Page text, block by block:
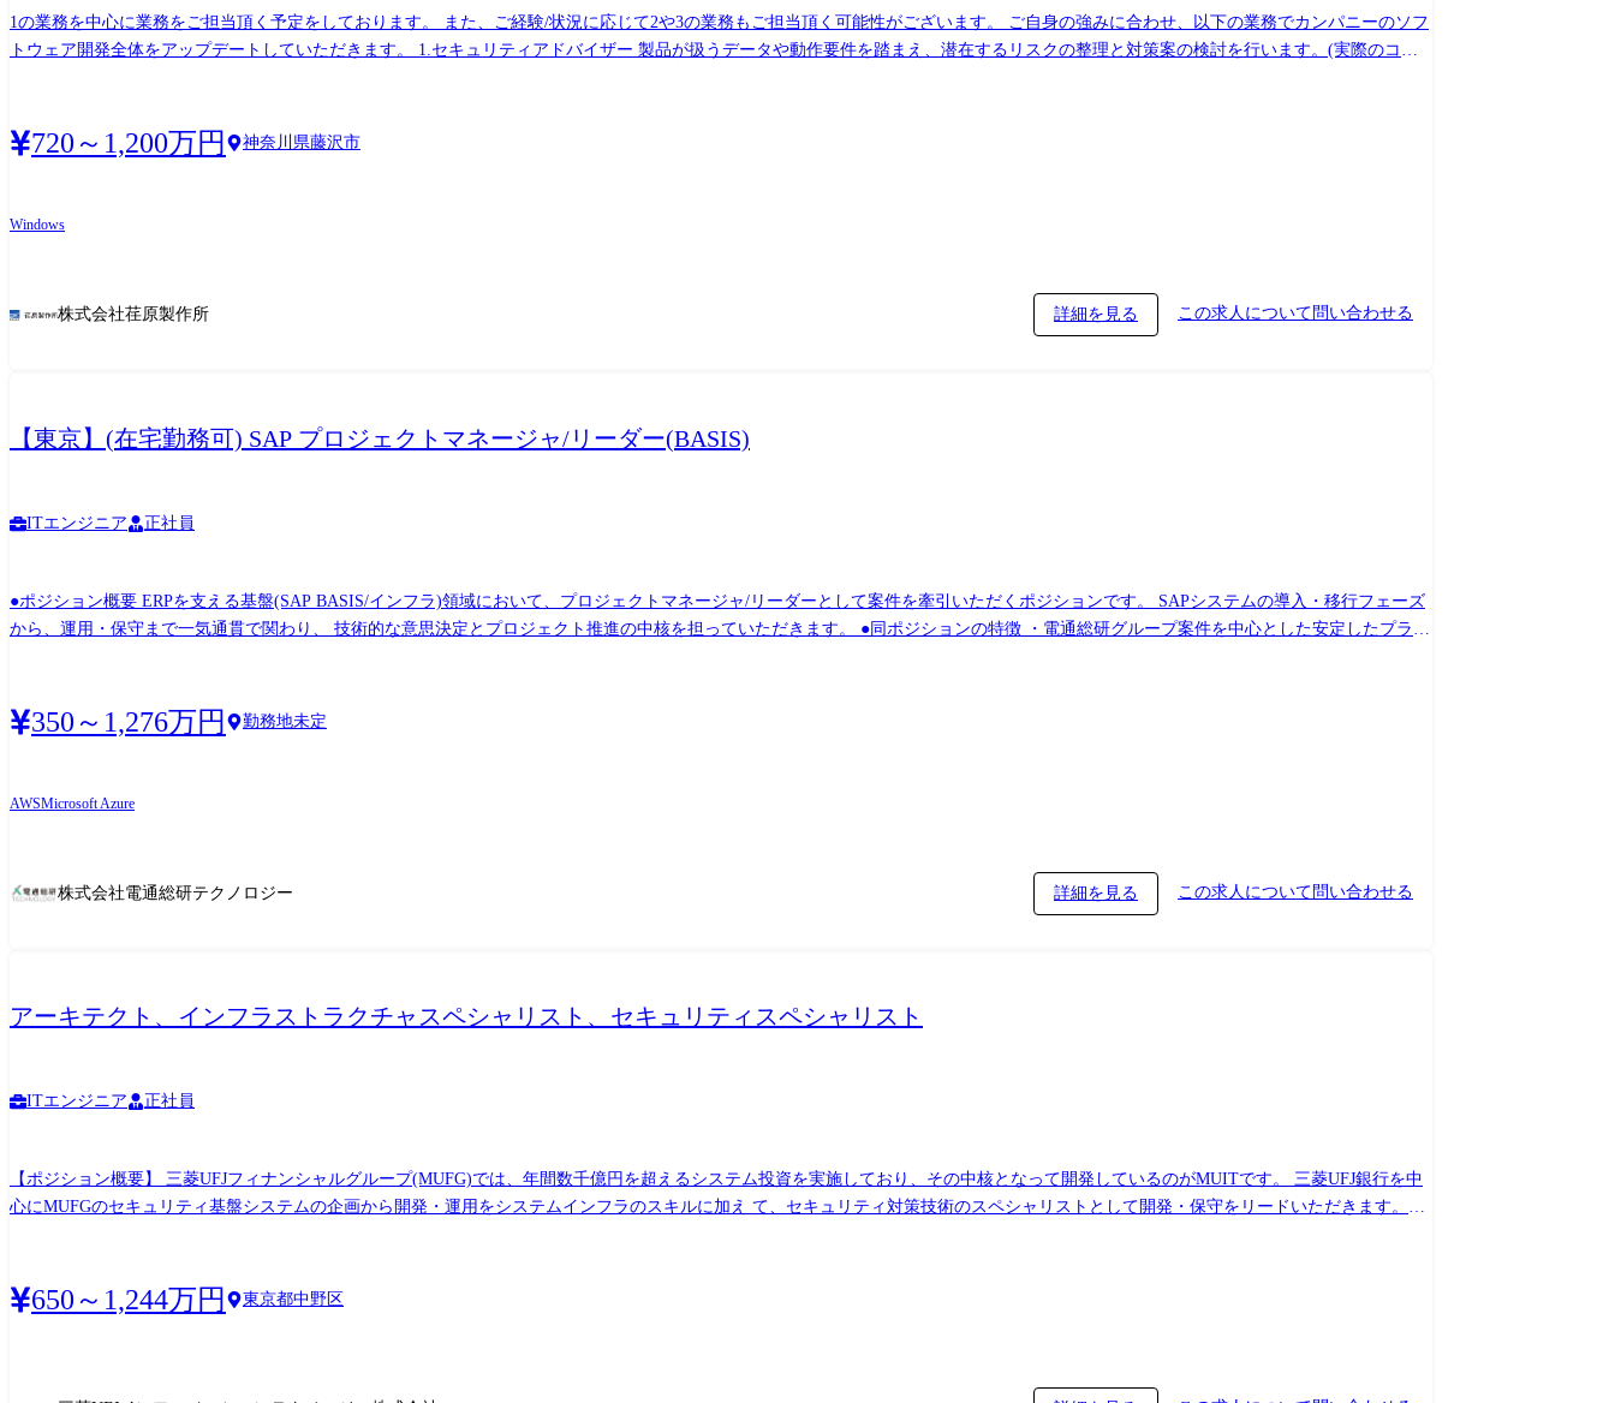
1の業務を中心に業務をご担当頂く予定をしております。 また、ご経験/状況に応じて2や3の業務もご担当頂く可能性がございます。 ご自身の強みに合わせ、以下の業務でカンパニーのソフ
トウェア開発全体をアップデートしていただきます。 1.セキュリティアドバイザー 製品が扱うデータや動作要件を踏まえ、潜在するリスクの整理と対策案の検討を行います。(実際のコー
性・攻撃手法など最新技術を調査し、製品開発に反映します。自身の学びをそのまま組織の進化につなげることができます。 ※このポジションで得られること ・設計方針や仕組みづくりな
ど製品開発の基盤となる上流レイヤーに関われる ・自身の専門性(ソフト開発 or セキュリティ管理)がそのまま組織改善に直結する ・カンパニーの全製品の品質に影響するポジションでス
720～1,200万円 神奈川県藤沢市
Windows
株式会社荏原製作所 詳細を見る この求人について問い合わせる
【東京】(在宅勤務可) SAP プロジェクトマネージャ/リーダー(BASIS)
ITエンジニア 正社員
●ポジション概要 ERPを支える基盤(SAP BASIS/インフラ)領域において、プロジェクトマネージャ/リーダーとして案件を牽引いただくポジションです。 SAPシステムの導入・移行フェーズ
から、運用・保守まで一気通貫で関わり、 技術的な意思決定とプロジェクト推進の中核を担っていただきます。 ●同ポジションの特徴 ・電通総研グループ案件を中心とした安定したプライ
更、調整業務など) ・システム改修・品質改善対応 ・AMO(Application Management Outsourcing)サービスの提案支援 ・サービスマネージャーとして運用チームやパートナーの取りまとめ、技
術面での支援
350～1,276万円 勤務地未定
AWSMicrosoft Azure
株式会社電通総研テクノロジー 詳細を見る この求人について問い合わせる
アーキテクト、インフラストラクチャスペシャリスト、セキュリティスペシャリスト
ITエンジニア 正社員
【ポジション概要】 三菱UFJフィナンシャルグループ(MUFG)では、年間数千億円を超えるシステム投資を実施しており、その中核となって開発しているのがMUITです。 三菱UFJ銀行を中
心にMUFGのセキュリティ基盤システムの企画から開発・運用をシステムインフラのスキルに加え て、セキュリティ対策技術のスペシャリストとして開発・保守をリードいただきます。
たちは、自らの成長に意欲的な方、プロジェクトを自分の裁量でリードしたい方、自分のアイデアを形にして社会やお客様に貢献したい方を求めています。 MUFGで、あなたの夢と希望を
実現しましょう。私たちと一緒に、技術と創造力で未来を切り拓いてみませんか? 【業務内容】 (雇入れ直後) セキュリティ対策システムの企画・提案、システム開発の上流工程から下流工
650～1,244万円 東京都中野区